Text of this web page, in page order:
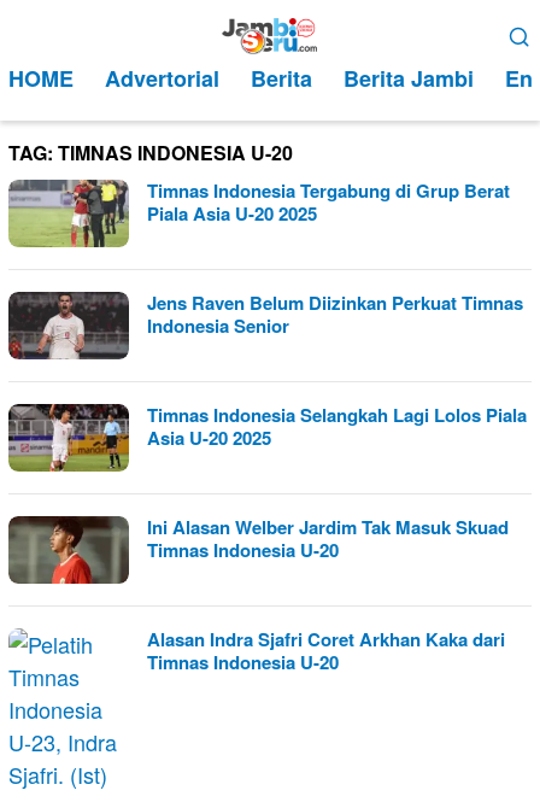
kontenMobile
HOME Advertorial Berita Berita Jambi
TAG: TIMNAS INDONESIA U-20
Timnas Indonesia Tergabung di Grup Berat
Piala Asia U-20 2025
Jens Raven Belum Diizinkan Perkuat Timnas
Indonesia Senior
Timnas Indonesia Selangkah Lagi Lolos Piala
Asia U-20 2025
Ini Alasan Welber Jardim Tak Masuk Skuad
Timnas Indonesia U-20
Alasan Indra Sjafri Coret Arkhan Kaka dari
Timnas Indonesia U-20